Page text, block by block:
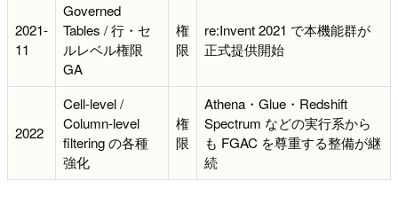
2021-
11
Governed
Tables / 行・セ
ルレベル権限
GA
権
限
re:Invent 2021 で本機能群が
正式提供開始
2022
Cell-level /
Column-level
filtering の各種
強化
権
限
Athena・Glue・Redshift
Spectrum などの実行系から
も FGAC を尊重する整備が継
続